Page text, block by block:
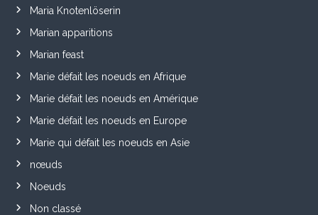
Maria Knotenlöserin
Marian apparitions
Marian feast
Marie défait les noeuds en Afrique
Marie défait les noeuds en Amérique
Marie défait les noeuds en Europe
Marie qui défait les noeuds en Asie
nœuds
Noeuds
Non classé